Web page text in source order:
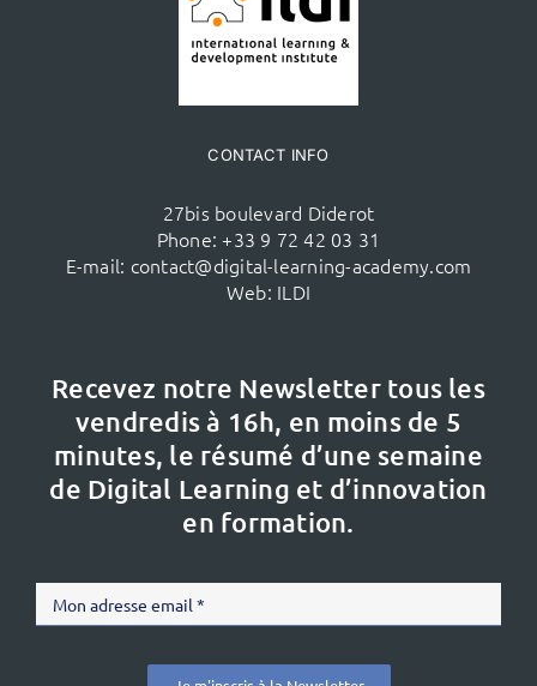
CONTACT INFO
27bis boulevard Diderot
Phone: +33 9 72 42 03 31
E-mail: contact@digital-learning-academy.com
Web: ILDI
Recevez notre Newsletter tous les
vendredis à 16h, en moins de 5
minutes, le résumé d’une semaine
de Digital Learning et d’innovation
en formation.